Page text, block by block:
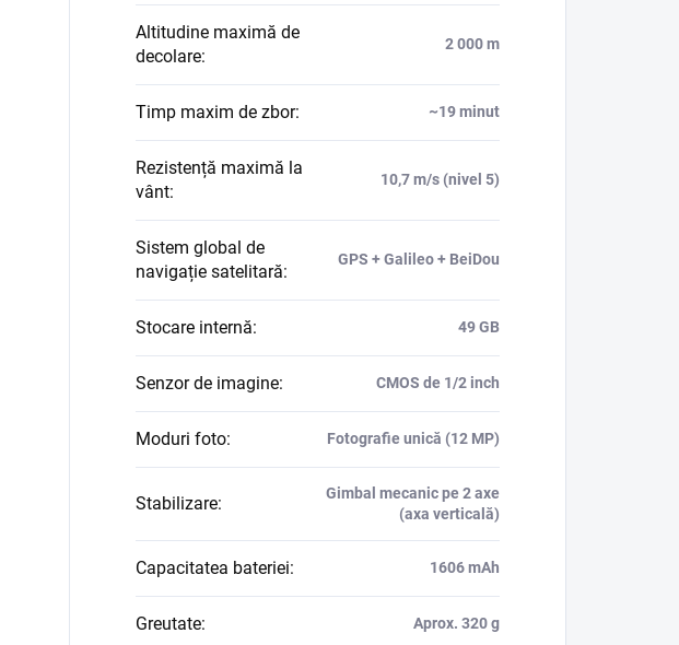
Altitudine maximă de
decolare:
2 000 m
Timp maxim de zbor: ~19 minut
Rezistență maximă la
vânt:
10,7 m/s (nivel 5)
Sistem global de
navigație satelitară:
GPS + Galileo + BeiDou
Stocare internă: 49 GB
Senzor de imagine: CMOS de 1/2 inch
Moduri foto: Fotografie unică (12 MP)
Stabilizare:
Gimbal mecanic pe 2 axe
(axa verticală)
Capacitatea bateriei: 1606 mAh
Greutate: Aprox. 320 g